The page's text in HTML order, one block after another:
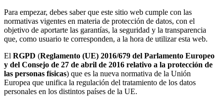
Para empezar, debes saber que este sitio web cumple con las
normativas vigentes en materia de protección de datos, con el
objetivo de aportarte las garantías, la seguridad y la transparencia
que, como usuario te corresponden, a la hora de utilizar esta web.
El RGPD (Reglamento (UE) 2016/679 del Parlamento Europeo
y del Consejo de 27 de abril de 2016 relativo a la protección de
las personas físicas) que es la nueva normativa de la Unión
Europea que unifica la regulación del tratamiento de los datos
personales en los distintos países de la UE.